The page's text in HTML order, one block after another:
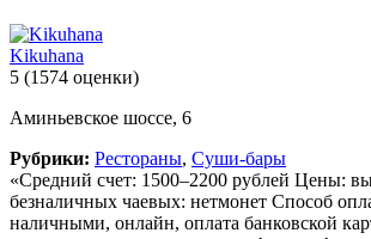
Kikuhana
5 (1574 оценки)
Аминьевское шоссе, 6
Рубрики: Рестораны, Суши-бары
«Средний счет: 1500–2200 рублей Цены:
безналичных чаевых: нетмонет Способ
наличными, онлайн, оплата банковской